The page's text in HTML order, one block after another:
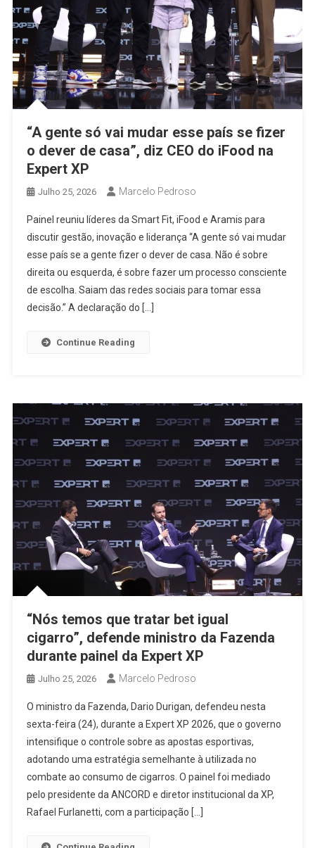
“A gente só vai mudar esse país se fizer
o dever de casa”, diz CEO do iFood na
Expert XP
Julho 25, 2026 Marcelo Pedroso
Painel reuniu líderes da Smart Fit, iFood e Aramis para
discutir gestão, inovação e liderança “A gente só vai mudar
esse país se a gente fizer o dever de casa. Não é sobre
direita ou esquerda, é sobre fazer um processo consciente
de escolha. Saiam das redes sociais para tomar essa
decisão.” A declaração do […]
Continue Reading
“Nós temos que tratar bet igual
cigarro”, defende ministro da Fazenda
durante painel da Expert XP
Julho 25, 2026 Marcelo Pedroso
O ministro da Fazenda, Dario Durigan, defendeu nesta
sexta-feira (24), durante a Expert XP 2026, que o governo
intensifique o controle sobre as apostas esportivas,
adotando uma estratégia semelhante à utilizada no
combate ao consumo de cigarros. O painel foi mediado
pelo presidente da ANCORD e diretor institucional da XP,
Rafael Furlanetti, com a participação […]